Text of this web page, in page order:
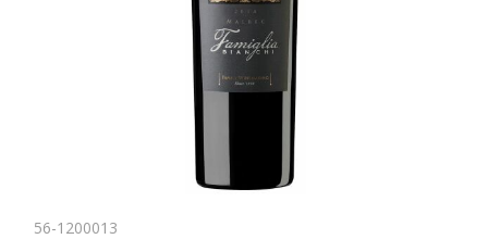
56-1200013